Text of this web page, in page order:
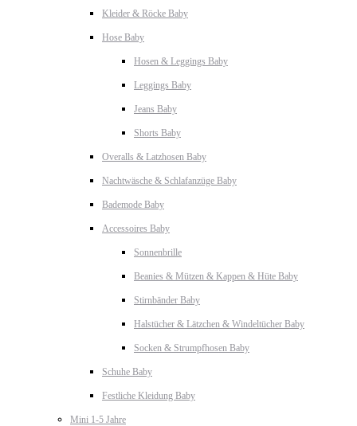
Kleider & Röcke Baby
Hose Baby
Hosen & Leggings Baby
Leggings Baby
Jeans Baby
Shorts Baby
Overalls & Latzhosen Baby
Nachtwäsche & Schlafanzüge Baby
Bademode Baby
Accessoires Baby
Sonnenbrille
Beanies & Mützen & Kappen & Hüte Baby
Stirnbänder Baby
Halstücher & Lätzchen & Windeltücher Baby
Socken & Strumpfhosen Baby
Schuhe Baby
Festliche Kleidung Baby
Mini 1-5 Jahre